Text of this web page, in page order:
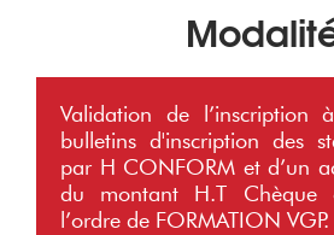
Validation de l’inscription
bulletins d'inscription des
par H CONFORM et d’un
du montant H.T Chèque
l’ordre de FORMATION VGP.